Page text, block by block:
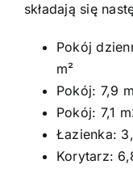
składają się
Pokój
m²
Pokój: 7,9
Pokój: 7,1
Łazienka:
Korytarz: